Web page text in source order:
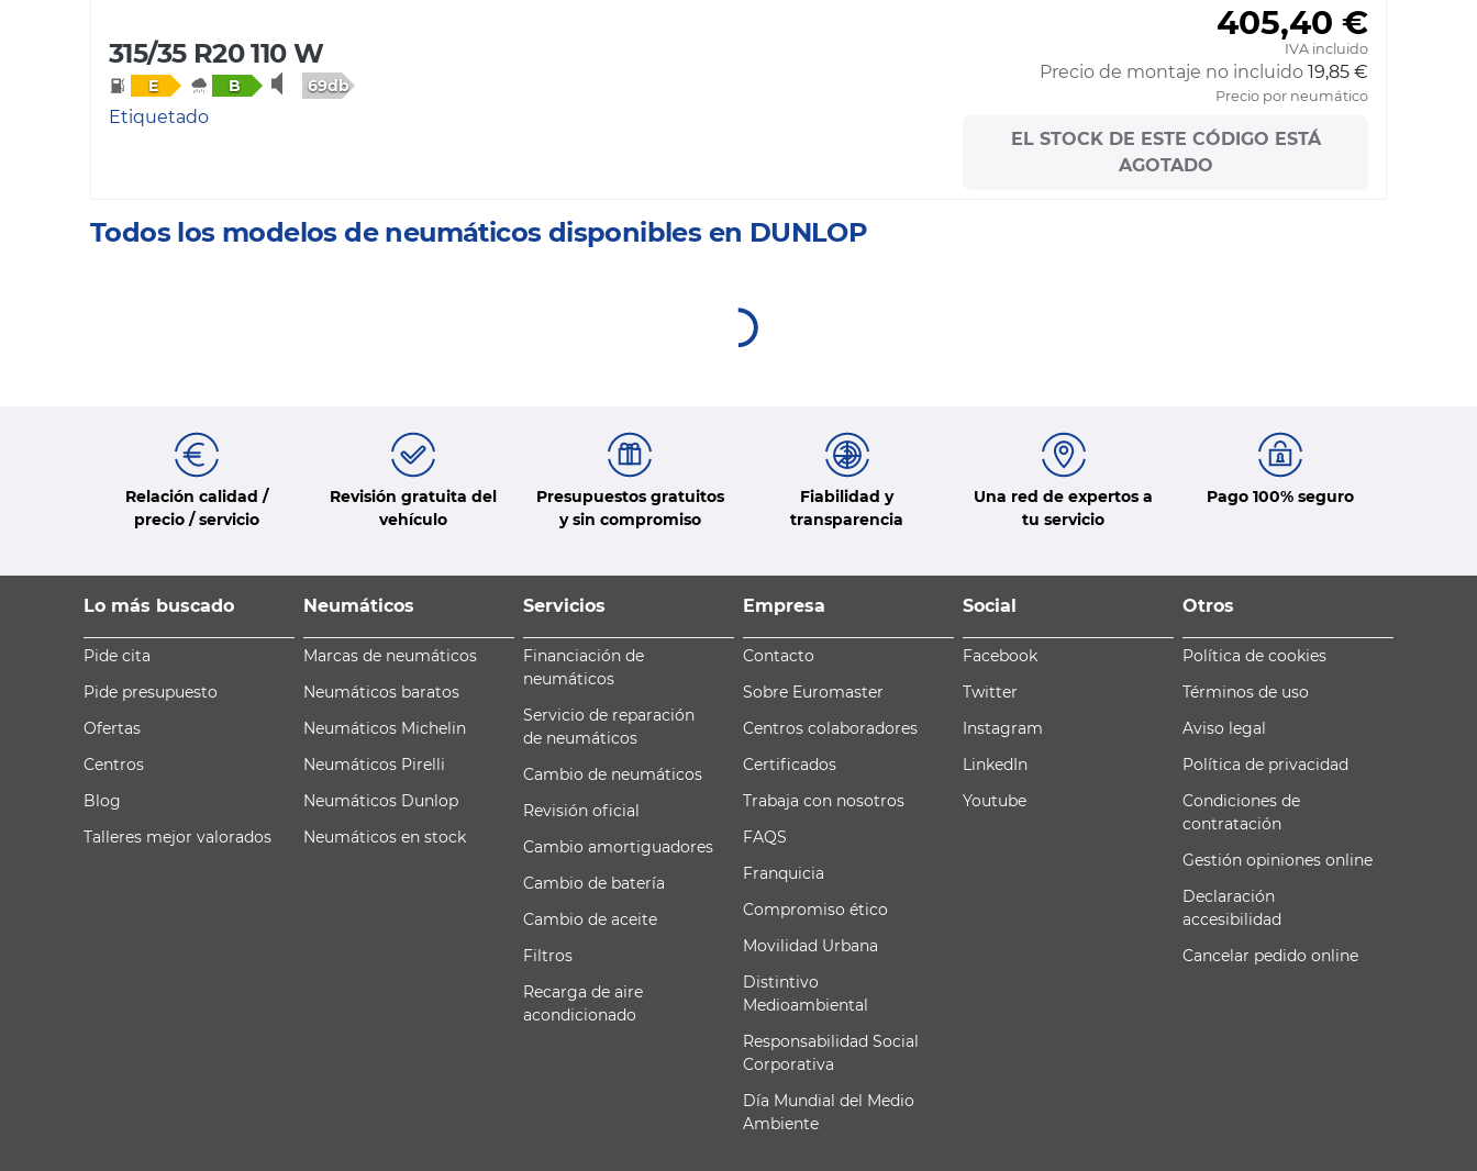
315/35 R20 110 W
E B 69db
Etiquetado
405,40 €
IVA incluido
Precio de montaje no incluido 19,85 €
Precio por neumático
EL STOCK DE ESTE CÓDIGO ESTÁ
AGOTADO
Todos los modelos de neumáticos disponibles en DUNLOP
Relación calidad /
precio / servicio
Revisión gratuita del
vehículo
Presupuestos gratuitos
y sin compromiso
Fiabilidad y
transparencia
Una red de expertos a
tu servicio
Pago 100% seguro
Lo más buscado
Pide cita
Pide presupuesto
Ofertas
Centros
Blog
Talleres mejor valorados
Neumáticos
Marcas de neumáticos
Neumáticos baratos
Neumáticos Michelin
Neumáticos Pirelli
Neumáticos Dunlop
Neumáticos en stock
Servicios
Financiación de
neumáticos
Servicio de reparación
de neumáticos
Cambio de neumáticos
Revisión oficial
Cambio amortiguadores
Cambio de batería
Cambio de aceite
Filtros
Recarga de aire
acondicionado
Empresa
Contacto
Sobre Euromaster
Centros colaboradores
Certificados
Trabaja con nosotros
FAQS
Franquicia
Compromiso ético
Movilidad Urbana
Distintivo
Medioambiental
Responsabilidad Social
Corporativa
Día Mundial del Medio
Ambiente
Social
Facebook
Twitter
Instagram
LinkedIn
Youtube
Otros
Política de cookies
Términos de uso
Aviso legal
Política de privacidad
Condiciones de
contratación
Gestión opiniones online
Declaración
accesibilidad
Cancelar pedido online